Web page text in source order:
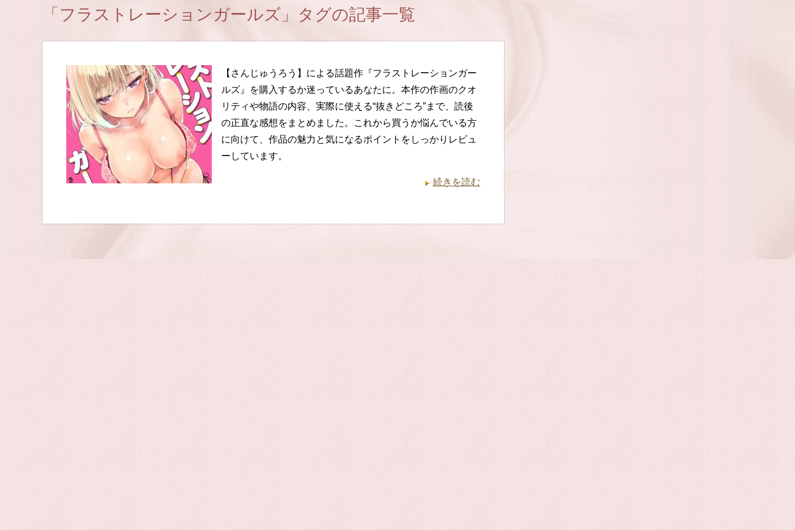
「フラストレーションガールズ」タグの記事一覧
【さんじゅうろう】による話題作『フラストレーションガー
ルズ』を購入するか迷っているあなたに。本作の作画のクオ
リティや物語の内容、実際に使える“抜きどころ”まで、読後
の正直な感想をまとめました。これから買うか悩んでいる方
に向けて、作品の魅力と気になるポイントをしっかりレビュ
ーしています。
続きを読む